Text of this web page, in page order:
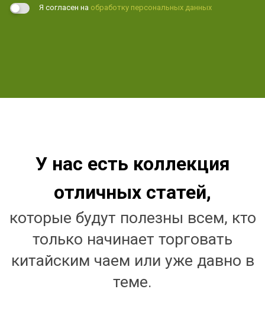
Я согласен на обработку персональных данных
У нас есть коллекция
отличных статей,
которые будут полезны всем, кто
только начинает торговать
китайским чаем или уже давно в
теме.